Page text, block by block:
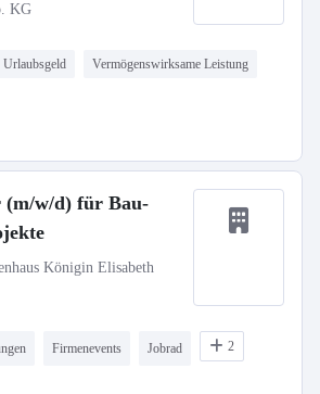
KG
Urlaubsgeld Vermögenswirksame Leistung
(m/w/d) für Bau-
Königin Elisabeth
Firmenevents Jobrad 2